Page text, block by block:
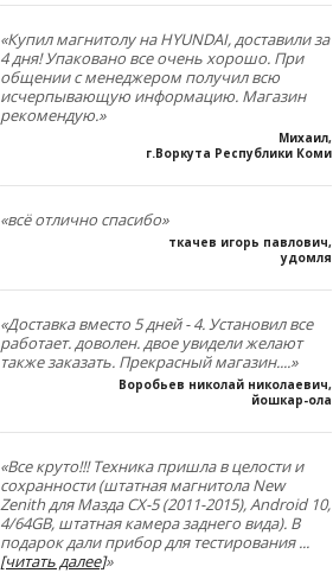
«Купил магнитолу на HYUNDAI, доставили за
4 дня! Упаковано все очень хорошо. При
общении с менеджером получил всю
исчерпывающую информацию. Магазин
рекомендую.»
Михаил,
г.Воркута Республики Коми
«всё отлично спасибо»
ткачев игорь павлович,
удомля
«Доставка вместо 5 дней - 4. Установил все
работает. доволен. двое увидели желают
также заказать. Прекрасный магазин....»
Воробьев николай николаевич,
йошкар-ола
«Все круто!!! Техника пришла в целости и
сохранности (штатная магнитола New
Zenith для Мазда СХ-5 (2011-2015), Android 10,
4/64GB, штатная камера заднего вида). В
подарок дали прибор для тестирования...
[читать далее]»